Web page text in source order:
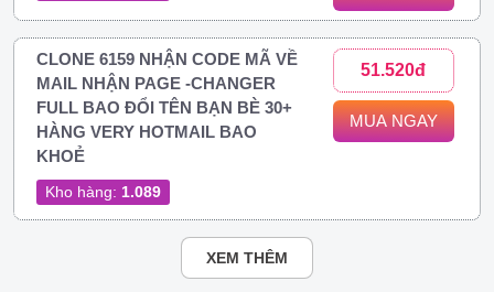
CLONE 6159 NHẬN CODE MÃ VỀ
MAIL NHẬN PAGE -CHANGER
FULL BAO ĐỔI TÊN BẠN BÈ 30+
HÀNG VERY HOTMAIL BAO
KHOẺ
Kho hàng: 1.089
51.520đ
MUA NGAY
XEM THÊM